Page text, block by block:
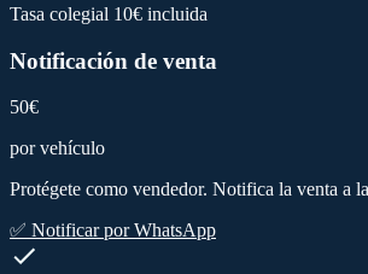
Tasa colegial 10€ incluida
Notificación de venta
50€
por vehículo
Protégete como vendedor. Notifica la venta a
✅ Notificar por WhatsApp